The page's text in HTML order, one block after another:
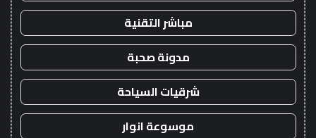
مباشر التقنية
مدونة صحبة
شرقيات السياحة
موسوعة انوار